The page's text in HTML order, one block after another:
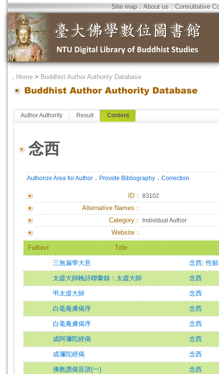
Site map．About us．Consultative
． Home > Buddhist Author Authority Database
Author Authority Result Content
念西
Authorize Area for Author ． Provide Bibliography ． Correction
ID ： 83102
Alternative Names：
Category：
Individual Author
Website：
Fulltext Title
三無漏學大意 念西;性願
太虛大師輓詩聯彙錄：太虛大師 念西
弔太虛大師 念西
白毫庵膚偈序 念西
白毫庵膚偈序 念西
成阿彌陀經偈 念西
成彌陀經偈 念西
佛教讚偈音譜(一) 念西